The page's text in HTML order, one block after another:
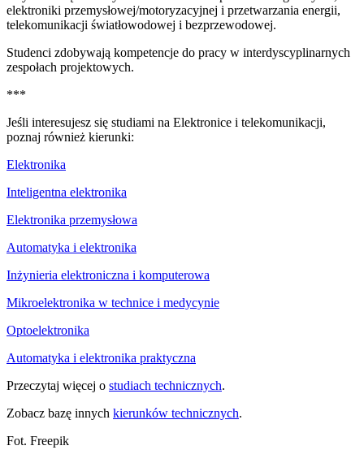
elektroniki przemysłowej/motoryzacyjnej i przetwarzania energii,
telekomunikacji światłowodowej i bezprzewodowej.
Studenci zdobywają kompetencje do pracy w interdyscyplinarnych
zespołach projektowych.
***
Jeśli interesujesz się studiami na Elektronice i telekomunikacji,
poznaj również kierunki:
Elektronika
Inteligentna elektronika
Elektronika przemysłowa
Automatyka i elektronika
Inżynieria elektroniczna i komputerowa
Mikroelektronika w technice i medycynie
Optoelektronika
Automatyka i elektronika praktyczna
Przeczytaj więcej o studiach technicznych.
Zobacz bazę innych kierunków technicznych.
Fot. Freepik